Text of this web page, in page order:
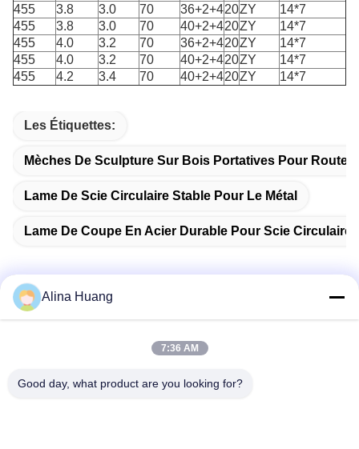
455
3.8 3.0 70 36+2+420ZY
14*7
455
3.8 3.0 70 40+2+420ZY
14*7
455
4.0 3.2 70 36+2+420ZY
14*7
455
4.0 3.2 70 40+2+420ZY
14*7
455
4.2 3.4 70 40+2+420ZY 14*7
Les Étiquettes:
Mèches De Sculpture Sur Bois Portatives Pour
Lame De Scie Circulaire Stable Pour Le Métal
Lame De Coupe En Acier Durable Pour Scie Circulaire
Zone de développement industriel Guanyao, ville de
Alina Huang
7:36 AM
Good day, what product are you looking for?